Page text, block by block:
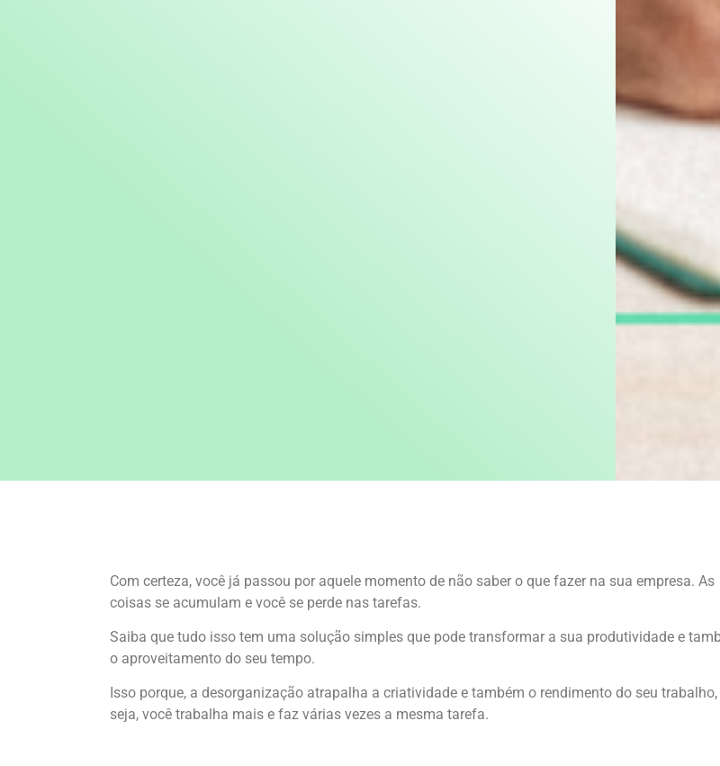
Com certeza, você já passou por aquele momento de não saber o que fazer na sua empresa. As
coisas se acumulam e você se perde nas tarefas.
Saiba que tudo isso tem uma solução simples que pode transformar a sua produtividade e
o aproveitamento do seu tempo.
Isso porque, a desorganização atrapalha a criatividade e também o rendimento do seu trabalho,
seja, você trabalha mais e faz várias vezes a mesma tarefa.